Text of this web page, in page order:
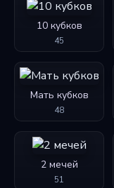
10 кубков
45
Мать кубков
48
2 мечей
51